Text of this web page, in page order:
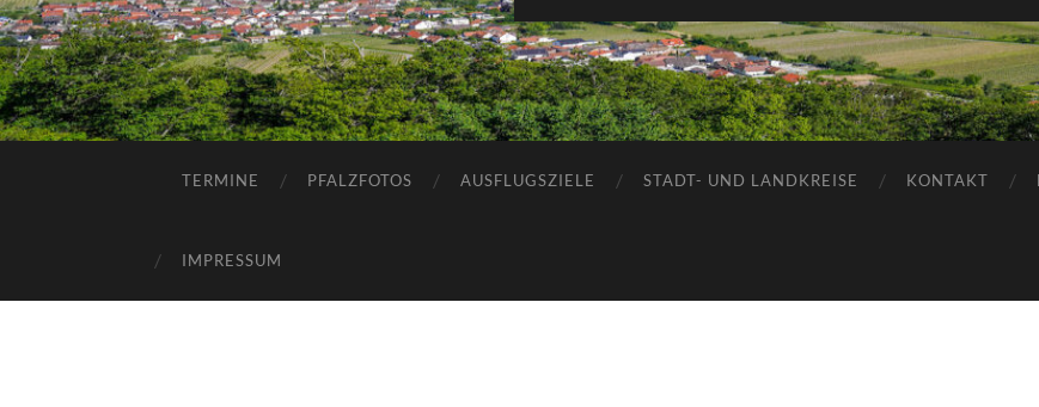
TERMINE PFALZFOTOS AUSFLUGSZIELE STADT- UND LANDKREISE KONTAKT
IMPRESSUM